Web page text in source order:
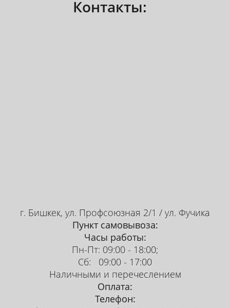
Контакты:
г. Бишкек, ул. Профсоюзная 2/1 / ул. Фучика
Пункт самовывоза:
Часы работы:
Пн-Пт: 09:00 - 18:00;
Сб: 09:00 - 17:00
Наличными и перечеслением
Оплата:
Телефон: